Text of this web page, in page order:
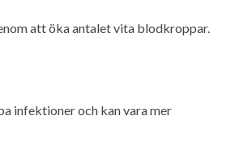
att öka antalet vita blodkroppar.
infektioner och kan vara mer